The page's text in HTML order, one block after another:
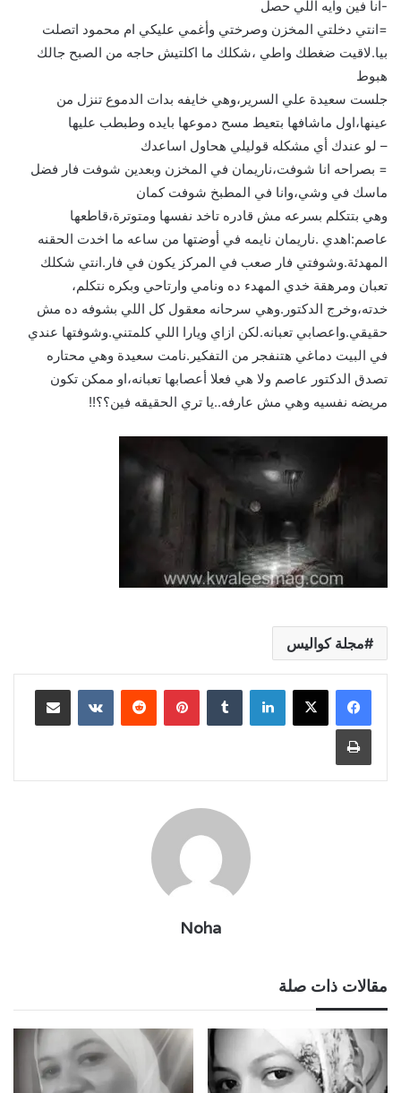
-انا فين وايه اللي حصل
=انتي دخلتي المخزن وصرختي وأغمي عليكي ام محمود اتصلت
بيا.لاقيت ضغطك واطي ،شكلك ما اكلتيش حاجه من الصبح جالك
هبوط
جلست سعيدة علي السرير،وهي خايفه بدات الدموع تنزل من
عينها،اول ماشافها بتعيط مسح دموعها بايده وطبطب عليها
– لو عندك أي مشكله قوليلي هحاول اساعدك
= بصراحه انا شوفت،ناريمان في المخزن وبعدين شوفت فار فضل
ماسك في وشي،وانا في المطبخ شوفت كمان
وهي بتتكلم بسرعه مش قادره تاخد نفسها ومتوترة،قاطعها
عاصم:اهدي .ناريمان نايمه في أوضتها من ساعه ما اخدت الحقنه
المهدئة.وشوفتي فار صعب في المركز يكون في فار.انتي شكلك
تعبان ومرهقة خدي المهدء ده ونامي وارتاحي وبكره نتكلم،
خدته،وخرج الدكتور.وهي سرحانه معقول كل اللي بشوفه ده مش
حقيقي.واعصابي تعبانه.لكن ازاي ويارا اللي كلمتني.وشوفتها عندي
في البيت دماغي هتنفجر من التفكير.نامت سعيدة وهي محتاره
تصدق الدكتور عاصم ولا هي فعلا أعصابها تعبانه،او ممكن تكون
مريضه نفسيه وهي مش عارفه..يا تري الحقيقه فين؟؟!!
مجلة كواليس
لينكدإن بينتيريست مشاركة عبر البريد
طباعة
Noha
مقالات ذات صلة